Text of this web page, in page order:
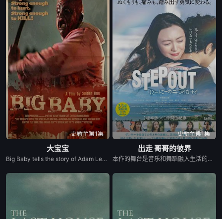
更新至第1集
大宝宝
Big Baby tells the story of Adam Lewis, a successful horror screenwriter struggling for inspiration for his latest script. After a graphic and realistic nightmare of a hulking man dressed in a baby mask and onesie who axe murders his girlfriend Kate in the middle of the night, Adam gets the inspiration he needs for his new screenplay. Excited about the direction his story is taking, he starts losing himself in his script. Things are better than ever for Adam and Kate until “Big Baby” starts appearing in real life and tormenting and killing victims fueled by his own revenge. Characters from Adam’s script begin to pay him visits pleading for their lives, and he quickly realizes he holds their fate in his hands. Power and fear completely consume Adam until his girlfriend Kate is terrified of the man she once loved.
更新至第1集
出走 哥哥的彼界
本作的舞台是音乐和舞蹈融入生活的冲绳。与母亲朱音、妹妹舞一起生活的照屋踊，憧憬舞蹈学校的丽莎，开始了舞蹈生涯。朱音为了支撑家数在酒吧工作，不擅长与人打交道的舞总是在学校前专心地注视着哥哥的身影。不久，踊与丽莎组成一对，绽放了她的才能。